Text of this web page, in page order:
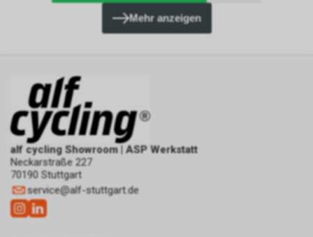
Mehr anzeigen
alf cycling Showroom | ASP Werkstatt
Neckarstraße 227
70190 Stuttgart
service@alf-stuttgart.de